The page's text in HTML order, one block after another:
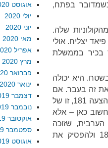
בפתח,
שלה.
יצליח. אולי
בכיר בממשלת
היא יכולה
את זה בעבר. אם
זה הכיוון שישראל תלך אליו, רצוי שמישהו יעלה מחדש לדיון את הצעה 181, זו של
כאן – אלא
שזוכה
להכרה בינלאומית, אז אולי הגיע הזמן לבטל את החלטה 181 ולהפסיק את
אוגוסט 2020
יולי 2020
יוני 2020
מאי 2020
אפריל 2020
מרץ 2020
פברואר 2020
ינואר 2020
דצמבר 2019
נובמבר 2019
אוקטובר 2019
ספטמבר 2019
אוגוסט 2019